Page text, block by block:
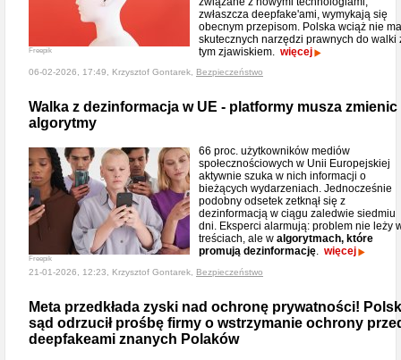
Freepik
zwłaszcza deepfake'ami, wymykają się
obecnym przepisom. Polska wciąż nie ma
skutecznych narzędzi prawnych do walki
tym zjawiskiem. więcej
06-02-2026, 17:49, Krzysztof Gontarek, Bezpieczeństwo
Walka z dezinformacja w UE - platformy musza zmienic
algorytmy
Freepik
66 proc. użytkowników mediów
społecznościowych w Unii Europejskiej
aktywnie szuka w nich informacji o
bieżących wydarzeniach. Jednocześnie
podobny odsetek zetknął się z
dezinformacją w ciągu zaledwie siedmiu
dni. Eksperci alarmują: problem nie leży
treściach, ale w algorytmach, które
promują dezinformację. więcej
21-01-2026, 12:23, Krzysztof Gontarek, Bezpieczeństwo
Meta przedkłada zyski nad ochronę prywatności!
sąd odrzucił prośbę firmy o wstrzymanie ochrony
deepfakeami znanych Polaków